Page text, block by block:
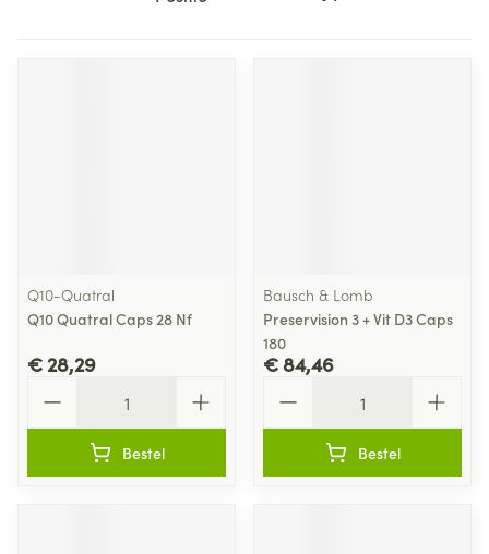
Q10-Quatral
Q10 Quatral Caps 28 Nf
€ 28,29
Bestel
Bausch & Lomb
Preservision 3 + Vit D3 Caps
180
€ 84,46
Bestel